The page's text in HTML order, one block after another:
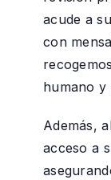
acude a
con
humano y
Además,
acceso a